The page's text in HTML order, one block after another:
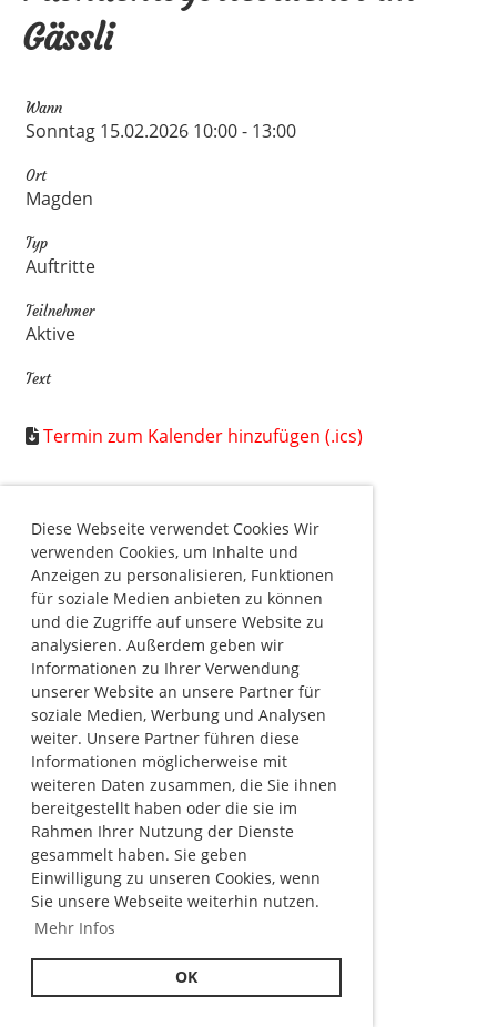
Diese Webseite verwendet Cookies Wir
verwenden Cookies, um Inhalte und
Anzeigen zu personalisieren, Funktionen
für soziale Medien anbieten zu können
und die Zugriffe auf unsere Website zu
analysieren. Außerdem geben wir
Informationen zu Ihrer Verwendung
unserer Website an unsere Partner für
soziale Medien, Werbung und Analysen
weiter. Unsere Partner führen diese
Informationen möglicherweise mit
weiteren Daten zusammen, die Sie ihnen
bereitgestellt haben oder die sie im
Rahmen Ihrer Nutzung der Dienste
gesammelt haben. Sie geben
Einwilligung zu unseren Cookies, wenn
Sie unsere Webseite weiterhin nutzen.
Mehr Infos
OK
Gässli
Wann
Sonntag 15.02.2026 10:00 - 13:00
Ort
Magden
Typ
Auftritte
Teilnehmer
Aktive
Text
Termin zum Kalender hinzufügen (.ics)